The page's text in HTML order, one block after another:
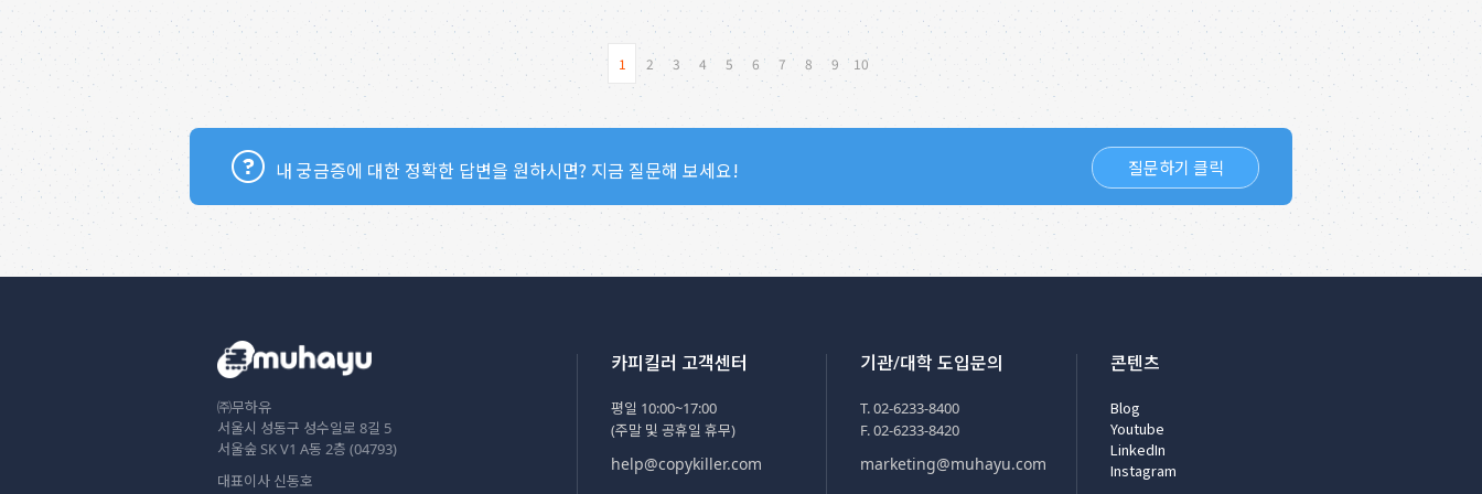
1 2 3 4 5 6 7 8 9 10
질문하기 클릭
내 궁금증에 대한 정확한 답변을 원하시면? 지금 질문해 보세요!
㈜무하유
서울시 성동구 성수일로 8길 5
서울숲 SK V1 A동 2층 (04793)
대표이사 신동호
카피킬러 고객센터
평일 10:00~17:00
(주말 및 공휴일 휴무)
help@copykiller.com
기관/대학 도입문의
T. 02-6233-8400
F. 02-6233-8420
marketing@muhayu.com
콘텐츠
Blog
Youtube
LinkedIn
Instagram